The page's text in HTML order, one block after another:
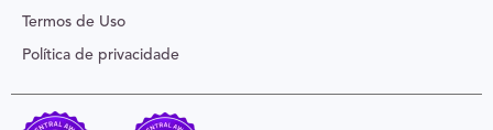
Termos de Uso
Política de privacidade